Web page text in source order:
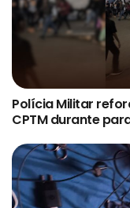
Polícia Militar
CPTM durante